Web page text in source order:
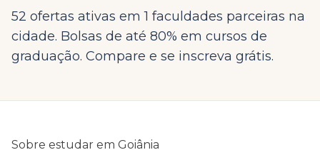
52 ofertas ativas em 1 faculdades parceiras na
cidade. Bolsas de até 80% em cursos de
graduação. Compare e se inscreva grátis.
Sobre estudar em Goiânia